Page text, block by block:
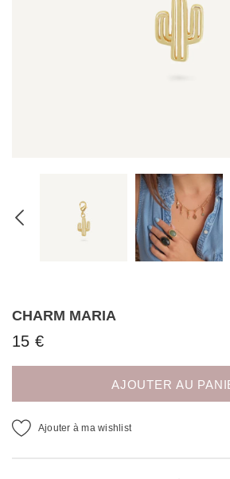
CHARM MARIA
15 €
Ajouter à ma wishlist